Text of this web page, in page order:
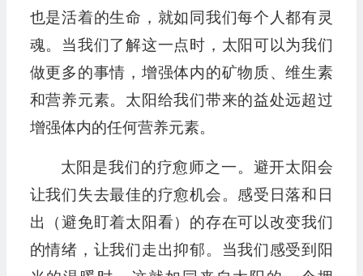
也是活着的生命，就如同我们每个人都有灵
魂。当我们了解这一点时，太阳可以为我们
做更多的事情，增强体内的矿物质、维生素
和营养元素。太阳给我们带来的益处远超过
增强体内的任何营养元素。
太阳是我们的疗愈师之一。避开太阳会
让我们失去最佳的疗愈机会。感受日落和日
出（避免盯着太阳看）的存在可以改变我们
的情绪，让我们走出抑郁。当我们感受到阳